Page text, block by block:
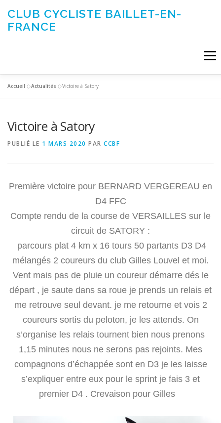
contenu
CLUB CYCLISTE BAILLET-EN-
FRANCE
Menu
SORTIES CLUB CONTACTEZ-NOUS
Accueil »Actualités »Victoire à Satory
Victoire à Satory
PUBLIÉ LE 1 MARS 2020 PAR CCBF
Première victoire pour BERNARD VERGEREAU en
D4 FFC
Compte rendu de la course de VERSAILLES sur le
circuit de SATORY :
parcours plat 4 km x 16 tours 50 partants D3 D4
mélangés 2 coureurs du club Gilles Louvel et moi.
Vent mais pas de pluie un coureur démarre dés le
départ , je saute dans sa roue je prends un relais et
me retrouve seul devant. je me retourne et vois 2
coureurs sortis du peloton, je les attends. On
s’organise les relais tournent bien nous prenons
1,15 minutes nous ne serons pas rejoints. Mes
compagnons d’échappée sont en D3 je les laisse
s’expliquer entre eux pour le sprint je fais 3 et
premier D4 . Crevaison pour Gilles